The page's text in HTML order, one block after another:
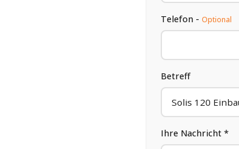
Telefon -Optional
Betreff
Ihre Nachricht *